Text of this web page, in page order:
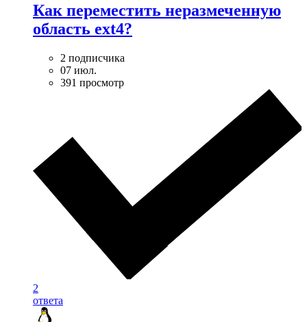
Как переместить неразмеченную
область ext4?
2 подписчика
07 июл.
391 просмотр
2
ответа